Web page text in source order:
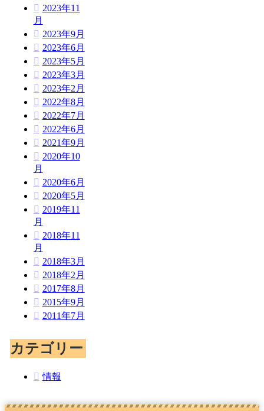
2023年11
月
2023年9月
2023年6月
2023年5月
2023年3月
2023年2月
2022年8月
2022年7月
2022年6月
2021年9月
2020年10
月
2020年6月
2020年5月
2019年11
月
2018年11
月
2018年3月
2018年2月
2017年8月
2015年9月
2011年7月
カテゴリー
情報